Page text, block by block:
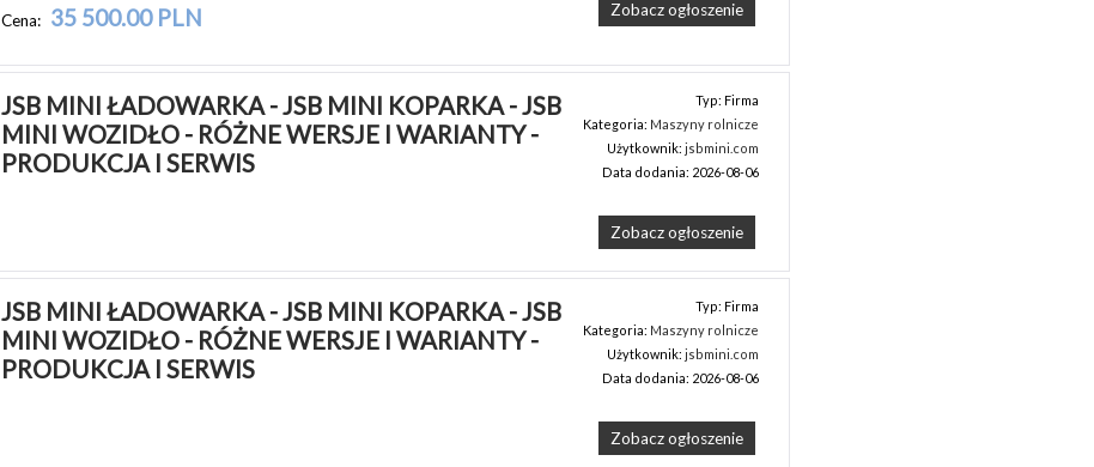
Cena: 35 500.00 PLN Zobacz ogłoszenie
JSB MINI ŁADOWARKA - JSB MINI KOPARKA - JSB
MINI WOZIDŁO - RÓŻNE WERSJE I WARIANTY -
PRODUKCJA I SERWIS
Typ: Firma
Kategoria: Maszyny rolnicze
Użytkownik:jsbmini.com
Data dodania: 2026-08-06
Zobacz ogłoszenie
JSB MINI ŁADOWARKA - JSB MINI KOPARKA - JSB
MINI WOZIDŁO - RÓŻNE WERSJE I WARIANTY -
PRODUKCJA I SERWIS
Typ: Firma
Kategoria: Maszyny rolnicze
Użytkownik:jsbmini.com
Data dodania: 2026-08-06
Zobacz ogłoszenie